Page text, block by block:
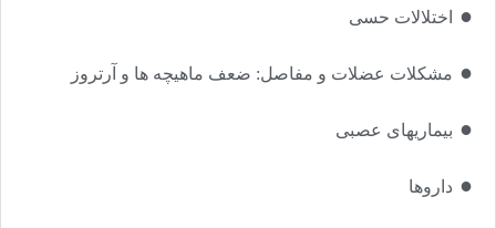
●​​​​​​​ اختلالات حسی
●​​​​​​​ مشکلات عضلات و مفاصل: ضعف ماهیچه ها و آرتروز
●​​​​​​​ بیماریهای عصبی
●​​​​​​​ داروها